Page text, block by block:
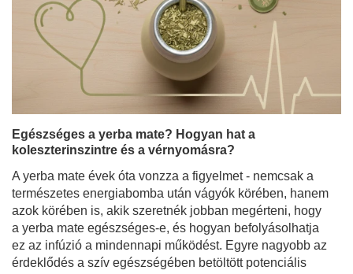
Egészséges a yerba mate? Hogyan hat a
koleszterinszintre és a vérnyomásra?
A yerba mate évek óta vonzza a figyelmet - nemcsak a
természetes energiabomba után vágyók körében, hanem
azok körében is, akik szeretnék jobban megérteni, hogy
a yerba mate egészséges-e, és hogyan befolyásolhatja
ez az infúzió a mindennapi működést. Egyre nagyobb az
érdeklődés a szív egészségében betöltött potenciális